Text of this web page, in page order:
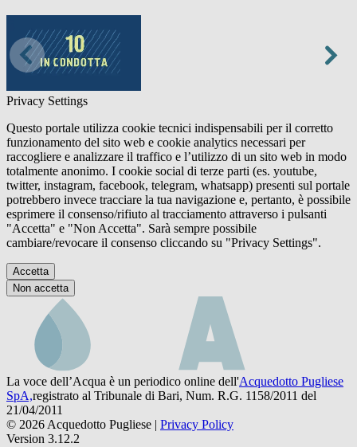
Privacy Settings
Questo portale utilizza cookie tecnici indispensabili per il corretto
funzionamento del sito web e cookie analytics necessari per
raccogliere e analizzare il traffico e l’utilizzo di un sito web in modo
totalmente anonimo. I cookie social di terze parti (es. youtube,
twitter, instagram, facebook, telegram, whatsapp) presenti sul portale
potrebbero invece tracciare la tua navigazione e, pertanto, è possibile
esprimere il consenso/rifiuto al tracciamento attraverso i pulsanti
"Accetta" e "Non Accetta". Sarà sempre possibile
cambiare/revocare il consenso cliccando su "Privacy Settings".
Accetta
Non accetta
La voce dell’Acqua è un periodico online dell'Acquedotto Pugliese
SpA,registrato al Tribunale di Bari, Num. R.G. 1158/2011 del
21/04/2011
© 2026 Acquedotto Pugliese | Privacy Policy
Version 3.12.2